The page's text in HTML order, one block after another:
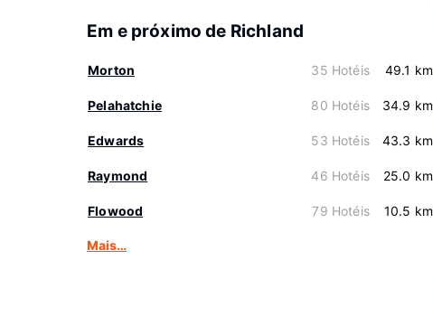
Em e próximo de Richland
Morton 35 Hotéis 49.1 km
Pelahatchie 80 Hotéis 34.9 km
Edwards 53 Hotéis 43.3 km
Raymond 46 Hotéis 25.0 km
Flowood 79 Hotéis 10.5 km
Mais…